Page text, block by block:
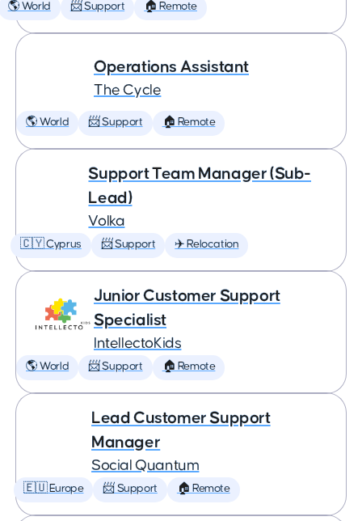
🌎 World 📨 Support 🏠 Remote
Operations Assistant
The Cycle
🌎 World 📨 Support 🏠 Remote
Support Team Manager (Sub-
Lead)
Volka
🇨🇾 Cyprus 📨 Support ✈️ Relocation
Junior Customer Support
Specialist
IntellectoKids
🌎 World 📨 Support 🏠 Remote
Lead Customer Support
Manager
Social Quantum
🇪🇺 Europe 📨 Support 🏠 Remote